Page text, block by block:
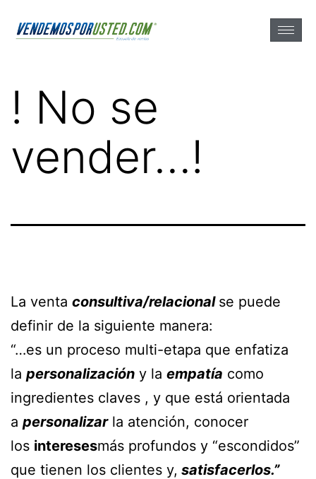
! No se
vender…!
La venta consultiva/relacional se puede
definir de la siguiente manera:
“…es un proceso multi-etapa que enfatiza
la personalización y la empatía como
ingredientes claves , y que está orientada
a personalizarla atención, conocer
los interesesmás profundos y “escondidos”
que tienen los clientes y, satisfacerlos.”